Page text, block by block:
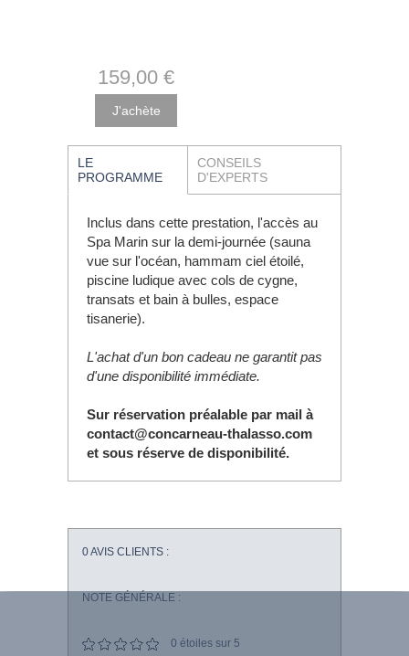
159,00 €
LE
PROGRAMME
CONSEILS
D'EXPERTS
Inclus dans cette prestation, l'accès au
Spa Marin sur la demi-journée (sauna
vue sur l'océan, hammam ciel étoilé,
piscine ludique avec cols de cygne,
transats et bain à bulles, espace
tisanerie).
L'achat d'un bon cadeau ne garantit pas
d'une disponibilité immédiate.
Sur réservation préalable par mail à
contact@concarneau-thalasso.com
et sous réserve de disponibilité.
0AVIS CLIENTS :
NOTE GÉNÉRALE :
0 étoiles sur 5